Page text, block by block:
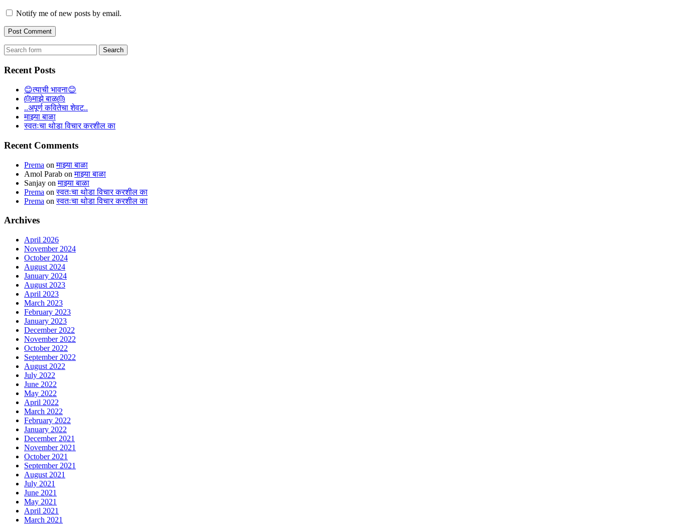
Notify me of new posts by email.
Search
for:
Recent Posts
😊त्याची भावना😊
🎂माझे बाळ🎂
..अपूर्ण कवितेचा शेवट..
माझ्या बाळा
स्वतःचा थोडा विचार करशील का
Recent Comments
Prema onमाझ्या बाळा
Amol Parab onमाझ्या बाळा
Sanjay onमाझ्या बाळा
Prema onस्वतःचा थोडा विचार करशील का
Prema onस्वतःचा थोडा विचार करशील का
Archives
April 2026
November 2024
October 2024
August 2024
January 2024
August 2023
April 2023
March 2023
February 2023
January 2023
December 2022
November 2022
October 2022
September 2022
August 2022
July 2022
June 2022
May 2022
April 2022
March 2022
February 2022
January 2022
December 2021
November 2021
October 2021
September 2021
August 2021
July 2021
June 2021
May 2021
April 2021
March 2021